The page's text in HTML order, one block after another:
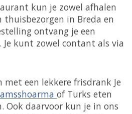
kun je zowel afhalen
thuisbezorgen in Breda en
ontvang je een
kunt zowel contant als via
met een lekkere frisdrank Je
of Turks eten
Ook daarvoor kun je in ons